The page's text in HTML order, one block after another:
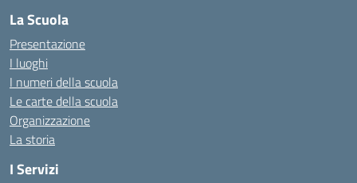
La Scuola
Presentazione
I luoghi
I numeri della scuola
Le carte della scuola
Organizzazione
La storia
I Servizi